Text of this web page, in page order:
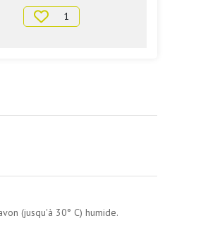
1
(jusqu'à 30° C) humide.